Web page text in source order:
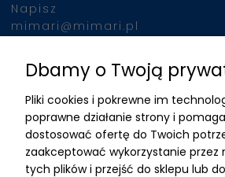
Napisz
mimari@mimari.pl
Znajdziesz nas
ADRES
MIMARI sp z o.o.
ul. Kurkowa 12
Dbamy o Twoją
Pliki cookies i pokrewne im
poprawne działanie strony i
dostosować ofertę do Twoich
zaakceptować wykorzystanie przez
tych plików i przejść do sklepu lub